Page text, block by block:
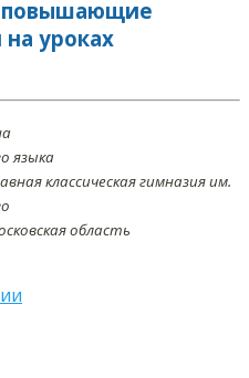
повышающие
уроках
языка
классическая гимназия им.
область